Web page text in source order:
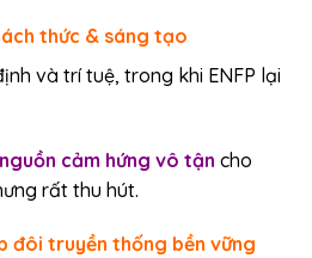
thức & sáng tạo
và trí tuệ, trong khi ENFP lại
nguồn cảm hứng vô tận cho
rất thu hút.
đôi truyền thống bền vững